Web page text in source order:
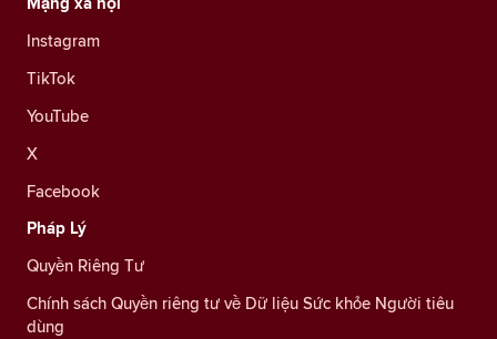
Instagram
TikTok
YouTube
X
Facebook
Pháp Lý
Quyền Riêng Tư
Chính sách Quyền riêng tư về Dữ liệu Sức khỏe Người tiêu
dùng